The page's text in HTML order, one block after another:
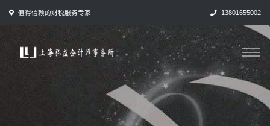
值得信赖的财税服务专家 13801655002